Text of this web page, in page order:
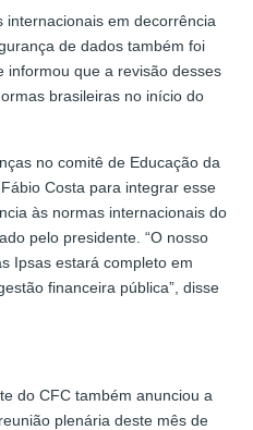
internacionais em decorrência
de dados também foi
informou que a revisão desses
brasileiras no início do
no comitê de Educação da
Costa para integrar esse
às normas internacionais do
pelo presidente. “O nosso
Ipsas estará completo em
financeira pública”, disse
do CFC também anunciou a
plenária deste mês de